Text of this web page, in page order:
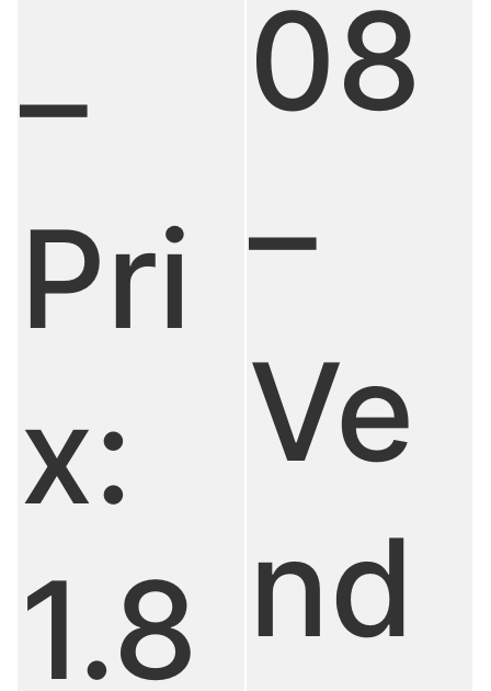
–
Pri
x:
1.8
08
–
Ve
nd